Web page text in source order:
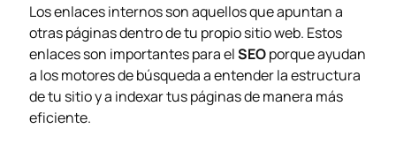
Losenlaces internosson aquellos que apuntan a
otras páginas dentro de tu propio sitio web. Estos
enlaces son importantes para elSEOporque ayudan
a los motores de búsqueda a entender la estructura
de tu sitio y a indexar tus páginas de manera más
eficiente.